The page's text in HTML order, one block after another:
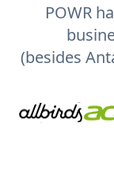
POWR
(besides